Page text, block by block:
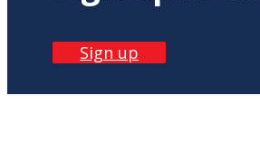
Sign up